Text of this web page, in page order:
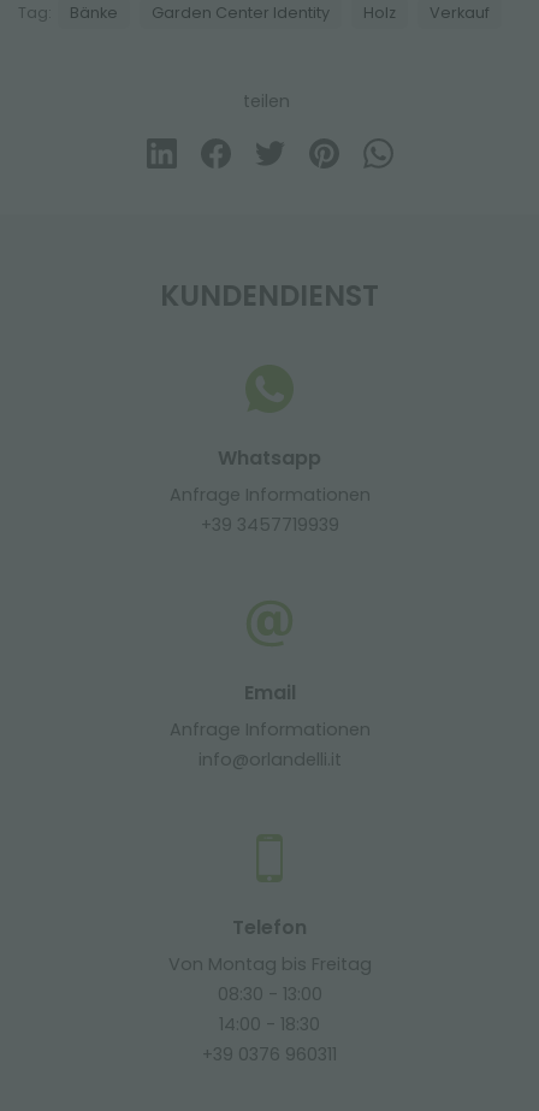
Tag: Bänke Garden Center Identity Holz Verkauf
teilen
KUNDENDIENST
Whatsapp
Anfrage Informationen
+39 3457719939
Email
Anfrage Informationen
info@orlandelli.it
Telefon
Von Montag bis Freitag
08:30 - 13:00
14:00 - 18:30
+39 0376 960311